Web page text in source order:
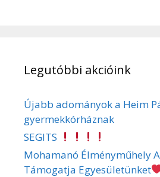
Legutóbbi akcióink
Újabb adományok a Heim
gyermekkórháznak
SEGITS
Mohamanó Élményműhely
Támogatja Egyesületünket